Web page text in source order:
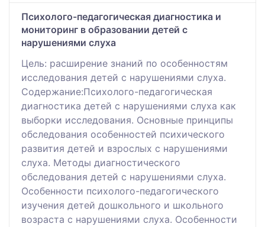
Психолого-педагогическая диагностика и
мониторинг в образовании детей с
нарушениями слуха
Цель: расширение знаний по особенностям
исследования детей с нарушениями слуха.
Содержание:Психолого-педагогическая
диагностика детей с нарушениями слуха как
выборки исследования. Основные принципы
обследования особенностей психического
развития детей и взрослых с нарушениями
слуха. Методы диагностического
обследования детей с нарушениями слуха.
Особенности психолого-педагогического
изучения детей дошкольного и школьного
возраста с нарушениями слуха. Особенности